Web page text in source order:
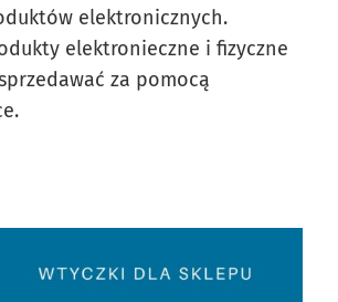
elektronicznych.
elektronieczne i fizyczne
za pomocą